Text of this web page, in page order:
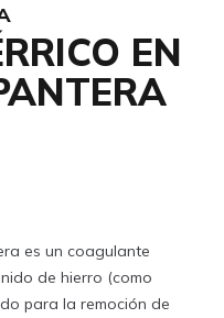
EN
es un coagulante
de hierro (como
para la remoción de